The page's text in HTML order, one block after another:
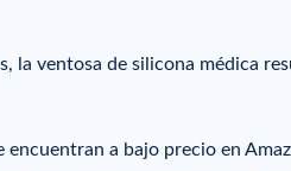
la ventosa de silicona médica
a bajo precio en